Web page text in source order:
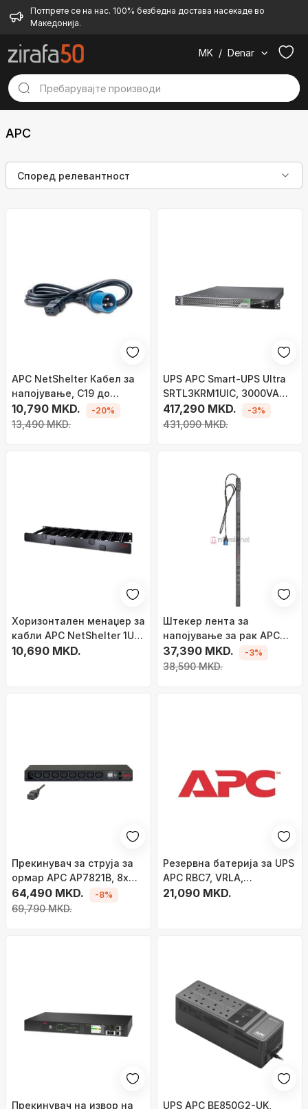
Потпрете се на нас. 100% безбедна достава насекаде во
Македонија.
MK / Denar
APC
APC NetShelter Кабел за
напојување, C19 до
IEC309 16A, 2.5 m
10,790 MKD.
13,490 MKD.
-20%
UPS APC Smart-UPS Ultra
SRTL3KRM1UIC, 3000VA
3000W, литиум-јонска
батерија, сива
417,290 MKD.
431,090 MKD.
-3%
Хоризонтален менаџер за
кабли APC NetShelter 1U,
со капак, црн
10,690 MKD.
Штекер лента за
напојување за рак APC
AP7553, PDU basic 32A
230V, 20x C13 4x C19, црна
37,390 MKD.
38,590 MKD.
-3%
Прекинувач за струја за
ормар APC AP7821B, 8x
C13, 16A, црн
64,490 MKD.
69,790 MKD.
-8%
Резервна батерија за UPS
APC RBC7, VRLA,
затворена оловна
21,090 MKD.
Прекинувач на извор на
UPS APC BE850G2-UK,